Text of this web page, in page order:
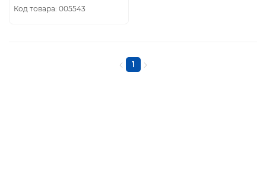
Код товара: 005543
1